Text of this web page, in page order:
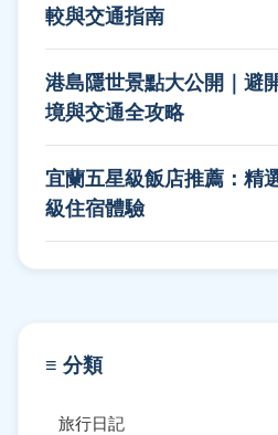
較與交通指南
港島隱世景點大公開｜避
境與交通全攻略
宜蘭五星級飯店推薦：精
級住宿體驗
≡ 分類
旅行日記